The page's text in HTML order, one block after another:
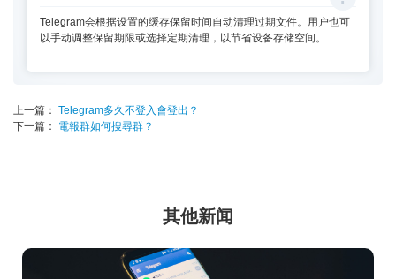
Telegram会根据设置的缓存保留时间自动清理过期文件。用户也可
以手动调整保留期限或选择定期清理，以节省设备存储空间。
上一篇： Telegram多久不登入會登出？
下一篇：
電報群如何搜尋群？
其他新闻